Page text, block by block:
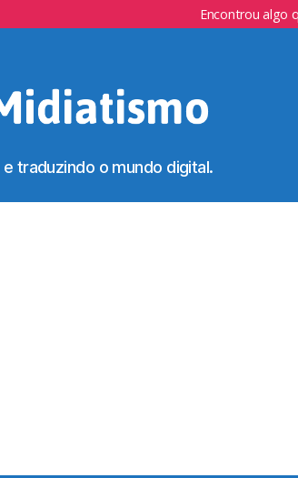
Encontrou algo
traduzindo o mundo digital.